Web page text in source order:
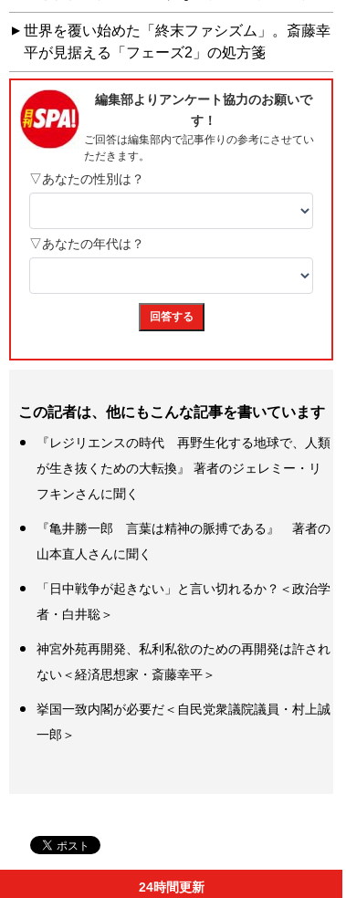
世界を覆い始めた「終末ファシズム」。斎藤幸
平が見据える「フェーズ2」の処方箋
この記者は、他にもこんな記事を書いています
『レジリエンスの時代 再野生化する地球で、人類
が生き抜くための大転換』 著者のジェレミー・リ
フキンさんに聞く
『亀井勝一郎 言葉は精神の脈搏である』 著者の
山本直人さんに聞く
「日中戦争が起きない」と言い切れるか？＜政治学
者・白井聡＞
神宮外苑再開発、私利私欲のための再開発は許され
ない＜経済思想家・斎藤幸平＞
挙国一致内閣が必要だ＜自民党衆議院議員・村上誠
一郎＞
24時間更新